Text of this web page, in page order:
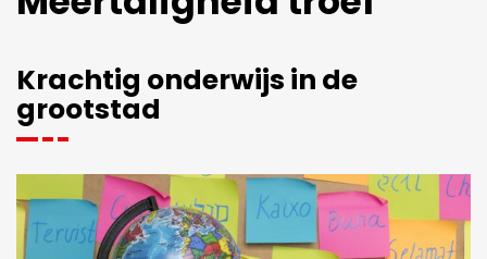
Krachtig onderwijs in de
grootstad